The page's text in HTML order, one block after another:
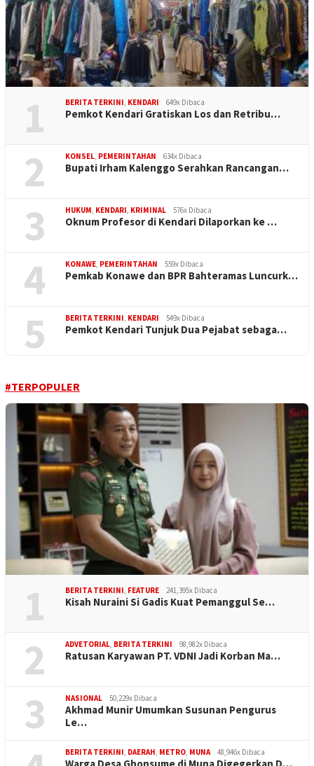
1 BERITA TERKINI KENDARI 649x Dibaca
Pemkot Kendari Gratiskan Los dan Retribu…
2 KONSEL PEMERINTAHAN 634x Dibaca
Bupati Irham Kalenggo Serahkan Rancangan…
3 HUKUM KENDARI KRIMINAL 576x Dibaca
Oknum Profesor di Kendari Dilaporkan ke …
4 KONAWE PEMERINTAHAN 559x Dibaca
Pemkab Konawe dan BPR Bahteramas Luncurk…
5 BERITA TERKINI KENDARI 549x Dibaca
Pemkot Kendari Tunjuk Dua Pejabat sebaga…
#TERPOPULER
1 BERITA TERKINI, FEATURE 241,395x Dibaca
Kisah Nuraini Si Gadis Kuat Pemanggul Se…
2 ADVETORIAL, BERITA TERKINI 98,982x Dibaca
Ratusan Karyawan PT. VDNI Jadi Korban Ma…
3 NASIONAL 50,229x Dibaca
Akhmad Munir Umumkan Susunan Pengurus
Le…
BERITA TERKINI, DAERAH, METRO, MUNA 48,946x Dibaca